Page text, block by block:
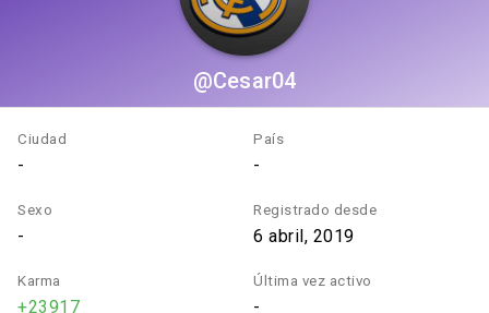
@Cesar04
Ciudad
-
País
-
Sexo
-
Registrado desde
6 abril, 2019
Karma
+23917
Última vez activo
-